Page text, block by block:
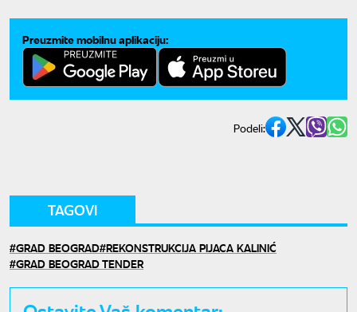
Preuzmite mobilnu aplikaciju:
Podeli:
TAGOVI
GRAD BEOGRAD REKONSTRUKCIJA PIJACA KALINIĆ
GRAD BEOGRAD TENDER